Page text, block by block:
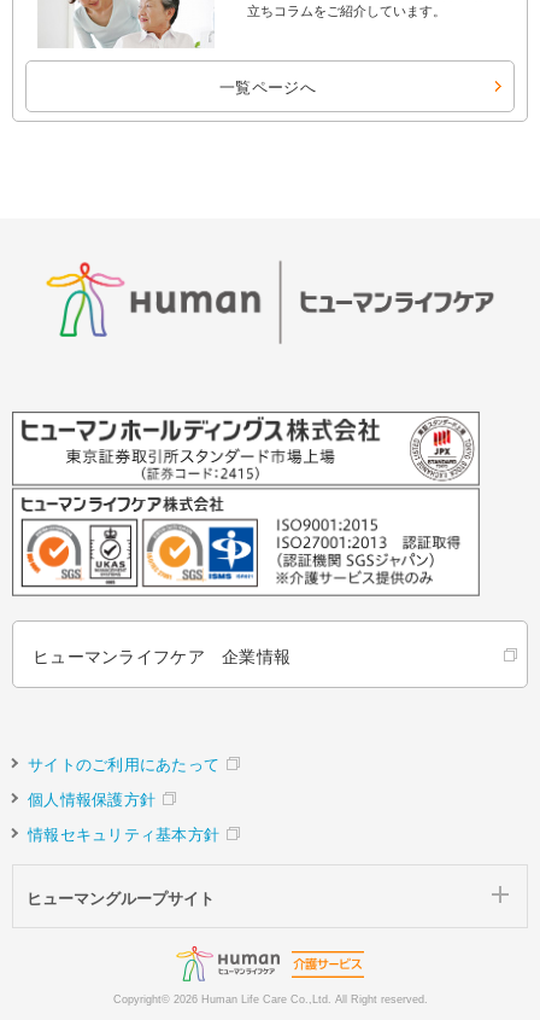
立ちコラムをご紹介しています。
一覧ページへ
ヒューマンライフケア 企業情報
サイトのご利用にあたって
個人情報保護方針
情報セキュリティ基本方針
ヒューマングループサイト
Copyright© 2026 Human Life Care Co.,Ltd. All Right reserved.